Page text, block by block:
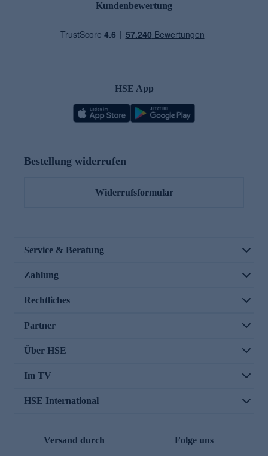
Kundenbewertung
HSE App
Bestellung widerrufen
Widerrufsformular
Service & Beratung
Zahlung
Rechtliches
Partner
Über HSE
Im TV
HSE International
Versand durch Folge uns